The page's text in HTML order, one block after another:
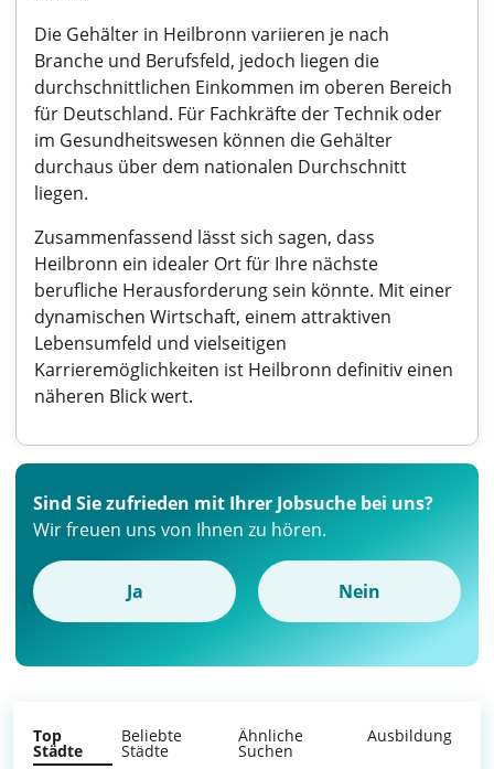
Die Gehälter in Heilbronn variieren je nach
Branche und Berufsfeld, jedoch liegen die
durchschnittlichen Einkommen im oberen Bereich
für Deutschland. Für Fachkräfte der Technik oder
im Gesundheitswesen können die Gehälter
durchaus über dem nationalen Durchschnitt
liegen.
Zusammenfassend lässt sich sagen, dass
Heilbronn ein idealer Ort für Ihre nächste
berufliche Herausforderung sein könnte. Mit einer
dynamischen Wirtschaft, einem attraktiven
Lebensumfeld und vielseitigen
Karrieremöglichkeiten ist Heilbronn definitiv einen
näheren Blick wert.
Sind Sie zufrieden mit Ihrer Jobsuche bei uns?
Wir freuen uns von Ihnen zu hören.
Ja Nein
Top
Städte
Beliebte
Städte
Ähnliche
Suchen
Ausbildung